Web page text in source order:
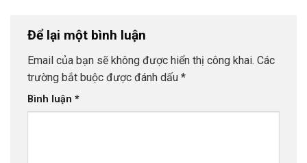
Để lại một bình luận
Email của bạn sẽ không được hiển thị công khai. Các
trường bắt buộc được đánh dấu *
Bình luận *